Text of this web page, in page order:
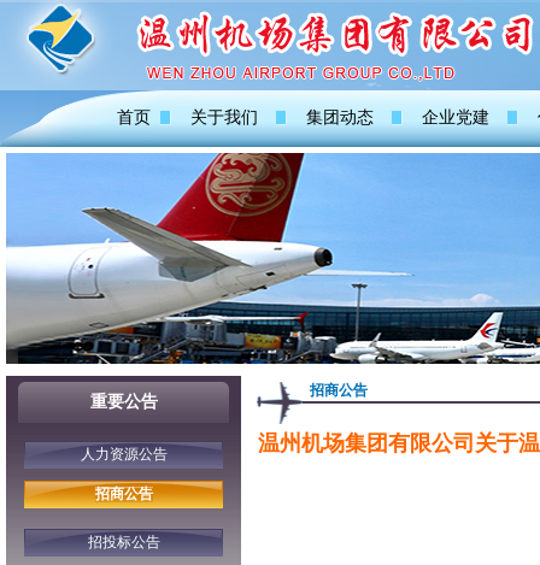
首页 关于我们 集团动态 企业党建
重要公告
人力资源公告
招商公告
招投标公告
招商公告
温州机场集团有限公司关于